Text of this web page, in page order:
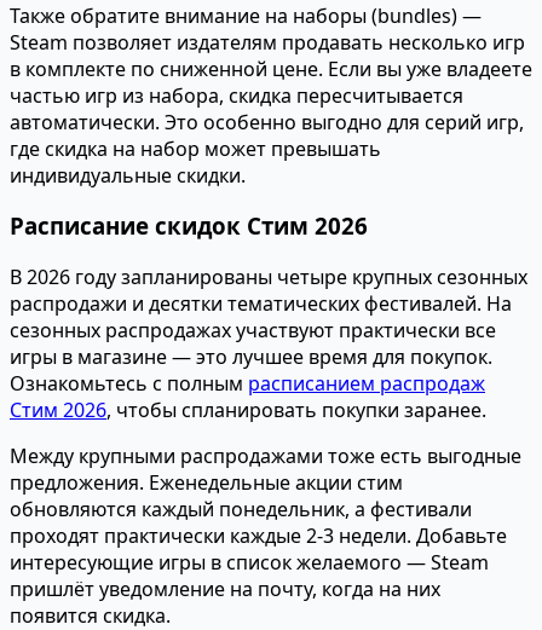
Также обратите внимание на наборы (bundles) —
Steam позволяет издателям продавать несколько игр
в комплекте по сниженной цене. Если вы уже владеете
частью игр из набора, скидка пересчитывается
автоматически. Это особенно выгодно для серий игр,
где скидка на набор может превышать
индивидуальные скидки.
Расписание скидок Стим 2026
В 2026 году запланированы четыре крупных сезонных
распродажи и десятки тематических фестивалей. На
сезонных распродажах участвуют практически все
игры в магазине — это лучшее время для покупок.
Ознакомьтесь с полным расписанием распродаж
Стим 2026, чтобы спланировать покупки заранее.
Между крупными распродажами тоже есть выгодные
предложения. Еженедельные акции стим
обновляются каждый понедельник, а фестивали
проходят практически каждые 2-3 недели. Добавьте
интересующие игры в список желаемого — Steam
пришлёт уведомление на почту, когда на них
появится скидка.